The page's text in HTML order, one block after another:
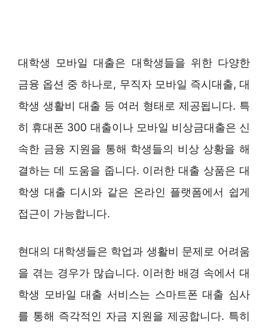
대학생 모바일 대출은 대학생들을 위한 다양한
금융 옵션 중 하나로, 무직자 모바일 즉시대출, 대
학생 생활비 대출 등 여러 형태로 제공됩니다. 특
히 휴대폰 300 대출이나 모바일 비상금대출은 신
속한 금융 지원을 통해 학생들의 비상 상황을 해
결하는 데 도움을 줍니다. 이러한 대출 상품은 대
학생 대출 디시와 같은 온라인 플랫폼에서 쉽게
접근이 가능합니다.
현대의 대학생들은 학업과 생활비 문제로 어려움
을 겪는 경우가 많습니다. 이러한 배경 속에서 대
학생 모바일 대출 서비스는 스마트폰 대출 심사
를 통해 즉각적인 자금 지원을 제공합니다. 특히